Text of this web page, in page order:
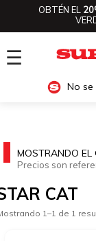
OBTÉN EL
☰
No
MOSTRANDO EL
Precios son
CAT
1–1 de 1